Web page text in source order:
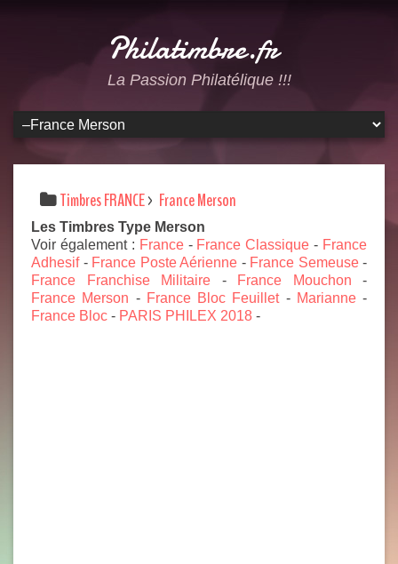
Philatimbre.fr
La Passion Philatélique !!!
Timbres FRANCE> France Merson
Les Timbres Type Merson
Voir également : France- France Classique - France
Adhesif- France Poste Aérienne - France Semeuse-
France Franchise Militaire - France Mouchon -
France Merson - France Bloc Feuillet- Marianne-
France Bloc - PARIS PHILEX 2018 -